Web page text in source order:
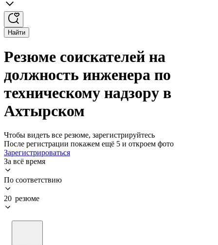
Найти
Резюме соискателей на
должность инженера по
техническому надзору в
Ахтырском
Чтобы видеть все резюме, зарегистрируйтесь
После регистрации покажем ещё 5 и откроем фото
Зарегистрироваться
За всё время
По соответствию
20 резюме